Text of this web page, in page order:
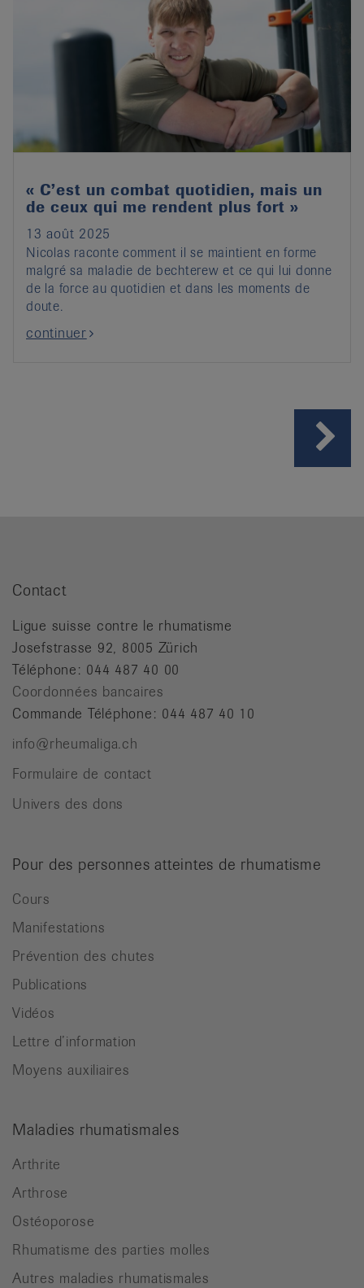
« C’est un combat quotidien, mais un
de ceux qui me rendent plus fort »
13 août 2025
Nicolas raconte comment il se maintient en forme
malgré sa maladie de bechterew et ce qui lui donne
de la force au quotidien et dans les moments de
doute.
continuer
Contact
Ligue suisse contre le rhumatisme
Josefstrasse 92, 8005 Zürich
Téléphone: 044 487 40 00
Coordonnées bancaires
Commande Téléphone: 044 487 40 10
info@rheumaliga.ch
Formulaire de contact
Univers des dons
Pour des personnes atteintes de rhumatisme
Cours
Manifestations
Prévention des chutes
Publications
Vidéos
Lettre d’information
Moyens auxiliaires
Maladies rhumatismales
Arthrite
Arthrose
Ostéoporose
Rhumatisme des parties molles
Autres maladies rhumatismales